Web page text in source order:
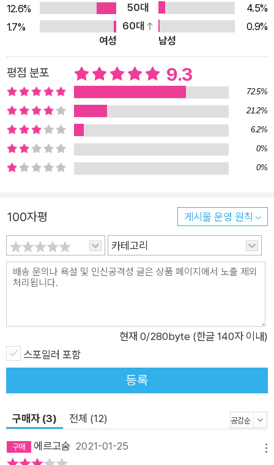
서 일어난 분투와 구조 그리고 이후의 회복 과정들을 지켜보면서
생사의 갈림길에 선 인간들의 대처와 선택이 이후의 삶에 어떤 영
향을 미치는지를 생각해 보게 된다. 극한의 상황 속에서 묘사된
인간의 나약함과, 동시에 느끼게 되는 강인함이 인상적이다.
12.6%
50대
4.5%
1.7%
60대
0.9%
여성
남성
평점 분포 9.3
72.5%
21.2%
6.2%
0%
0%
100자평 게시물 운영 원칙
카테고리
현재 0/280byte (한글 140자 이내)
스포일러 포함
등록
구매자 (3) 전체 (12)
에르고숨 2021-01-25